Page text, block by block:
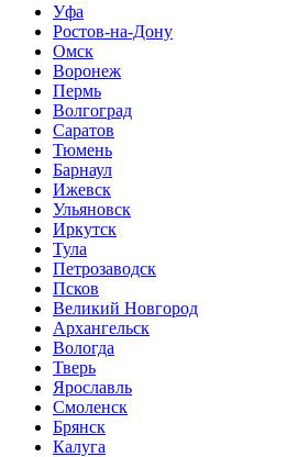
Уфа
Ростов-на-Дону
Омск
Воронеж
Пермь
Волгоград
Саратов
Тюмень
Барнаул
Ижевск
Ульяновск
Иркутск
Тула
Петрозаводск
Псков
Великий Новгород
Архангельск
Вологда
Тверь
Ярославль
Смоленск
Брянск
Калуга